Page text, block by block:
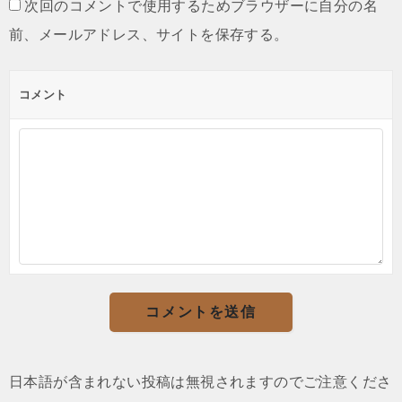
次回のコメントで使用するためブラウザーに自分の名
前、メールアドレス、サイトを保存する。
コメント
日本語が含まれない投稿は無視されますのでご注意くださ